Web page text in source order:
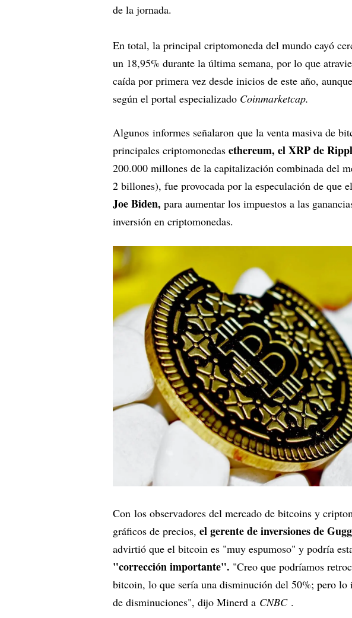
de la jornada.
En total, la principal criptomoneda del mundo cayó
un 18,95% durante la última semana, por lo que
caída por primera vez desde inicios de este año,
según el portal especializado Coinmarketcap.
Algunos informes señalaron que la venta masiva de
principales criptomonedas ethereum, el XRP de
200.000 millones de la capitalización combinada del
2 billones), fue provocada por la especulación de que
Joe Biden, para aumentar los impuestos a las
inversión en criptomonedas.
Con los observadores del mercado de bitcoins y
gráficos de precios, el gerente de inversiones de
advirtió que el bitcoin es "muy espumoso" y podría
"corrección importante". "Creo que podríamos
bitcoin, lo que sería una disminución del 50%; pero lo
de disminuciones", dijo Minerd a CNBC.